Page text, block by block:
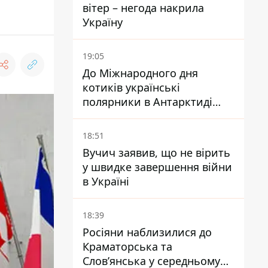
вітер – негода накрила
Україну
19:05
До Міжнародного дня
котиків українські
полярники в Антарктиді
показали своїх
18:51
Вучич заявив, що не вірить
у швидке завершення війни
в Україні
18:39
Росіяни наблизилися до
Краматорська та
Слов’янська у середньому